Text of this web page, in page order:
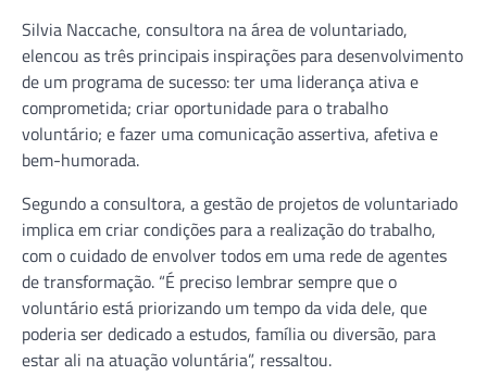
Silvia Naccache, consultora na área de voluntariado,
elencou as três principais inspirações para desenvolvimento
de um programa de sucesso: ter uma liderança ativa e
comprometida; criar oportunidade para o trabalho
voluntário; e fazer uma comunicação assertiva, afetiva e
bem-humorada.
Segundo a consultora, a gestão de projetos de voluntariado
implica em criar condições para a realização do trabalho,
com o cuidado de envolver todos em uma rede de agentes
de transformação. “É preciso lembrar sempre que o
voluntário está priorizando um tempo da vida dele, que
poderia ser dedicado a estudos, família ou diversão, para
estar ali na atuação voluntária”, ressaltou.